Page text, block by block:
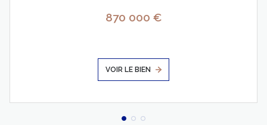
870 000 €
VOIR LE BIEN